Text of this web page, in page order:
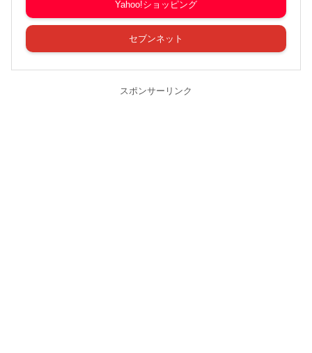
Yahoo!ショッピング
セブンネット
スポンサーリンク